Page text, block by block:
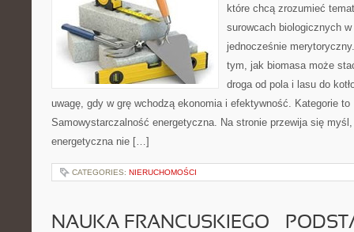
które chcą zrozumieć
surowcach biologicznych
jednocześnie
tym, jak biomasa może
droga od pola i lasu do
uwagę, gdy w grę wchodzą ekonomia i efektywność. Kategorie to
Samowystarczalność energetyczna. Na stronie przewija się
energetyczna nie […]
CATEGORIES: NIERUCHOMOŚCI
NAUKA FRANCUSKIEGO –